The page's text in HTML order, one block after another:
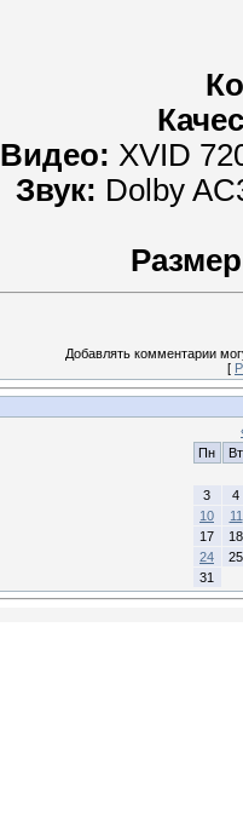
Видео: XVID
Звук: Dolby
Добавлять комментарии
[
Пн
Вт
3
4
10
11
17
18
24
25
31